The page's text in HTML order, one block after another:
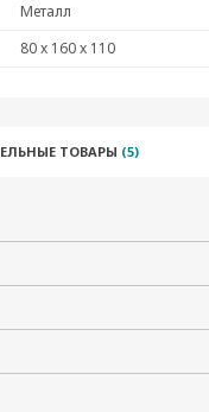
Металл
80 x 160 x 110
ТОВАРЫ (5)